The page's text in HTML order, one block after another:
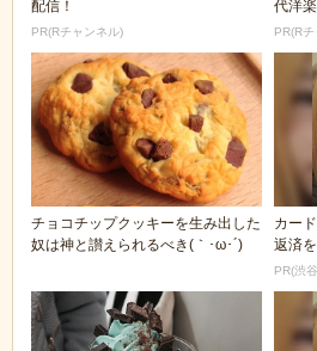
配信！
PR(Rチャンネル)
代洋
PR(R
チョコチップクッキーを生み出した
奴は神と讃えられるべき(｀･ω･´)ゞ
カー
返済
減額
PR(渋